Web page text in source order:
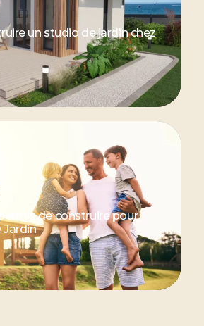
un studio de jardin chez
de construire pour
Jardin